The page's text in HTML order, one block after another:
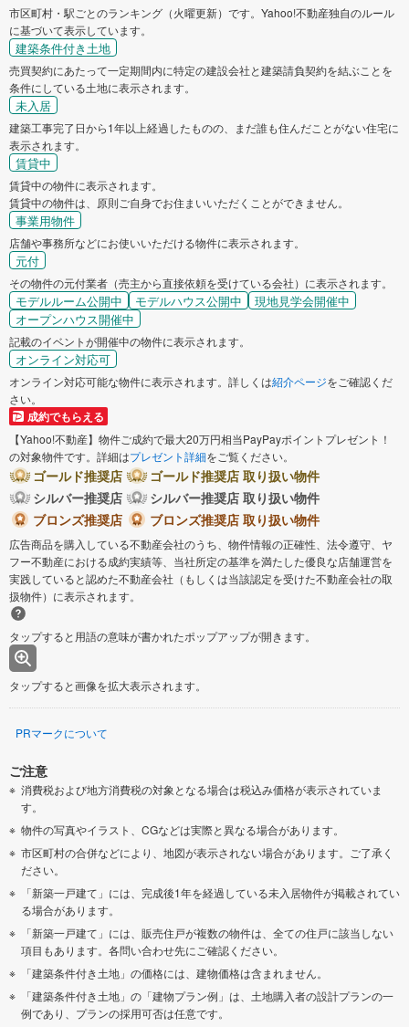
市区町村・駅ごとのランキング（火曜更新）です。Yahoo!不動産独自のルール
に基づいて表示しています。
建築条件付き土地
売買契約にあたって一定期間内に特定の建設会社と建築請負契約を結ぶことを
条件にしている土地に表示されます。
未入居
建築工事完了日から1年以上経過したものの、まだ誰も住んだことがない住宅に
表示されます。
賃貸中
賃貸中の物件に表示されます。
賃貸中の物件は、原則ご自身でお住まいいただくことができません。
事業用物件
店舗や事務所などにお使いいただける物件に表示されます。
元付
その物件の元付業者（売主から直接依頼を受けている会社）に表示されます。
モデルルーム公開中 モデルハウス公開中
現地見学会開催中
オープンハウス開催中
記載のイベントが開催中の物件に表示されます。
オンライン対応可
オンライン対応可能な物件に表示されます。詳しくは紹介ページをご確認くだ
さい。
成約でもらえる
【Yahoo!不動産】物件ご成約で最大20万円相当PayPayポイントプレゼント！
の対象物件です。詳細はプレゼント詳細をご覧ください。
ゴールド推奨店
ゴールド推奨店 取り扱い物件
シルバー推奨店
シルバー推奨店 取り扱い物件
ブロンズ推奨店
ブロンズ推奨店 取り扱い物件
広告商品を購入している不動産会社のうち、物件情報の正確性、法令遵守、ヤ
フー不動産における成約実績等、当社所定の基準を満たした優良な店舗運営を
実践していると認めた不動産会社（もしくは当該認定を受けた不動産会社の取
扱物件）に表示されます。
タップすると用語の意味が書かれたポップアップが開きます。
タップすると画像を拡大表示されます。
PRマークについて
ご注意
消費税および地方消費税の対象となる場合は税込み価格が表示されていま
す。
物件の写真やイラスト、CGなどは実際と異なる場合があります。
市区町村の合併などにより、地図が表示されない場合があります。ご了承く
ださい。
「新築一戸建て」には、完成後1年を経過している未入居物件が掲載されてい
る場合があります。
「新築一戸建て」には、販売住戸が複数の物件は、全ての住戸に該当しない
項目もあります。各問い合わせ先にご確認ください。
「建築条件付き土地」の価格には、建物価格は含まれません。
「建築条件付き土地」の「建物プラン例」は、土地購入者の設計プランの一
例であり、プランの採用可否は任意です。